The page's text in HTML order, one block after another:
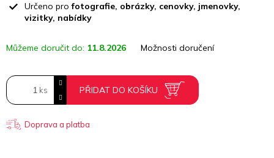
Můžeme doručit do: 11.8.2026 Možnosti doručení
PŘIDAT DO KOŠÍKU
Určeno pro fotografie, obrázky, cenovky, jmenovky,
vizitky, nabídky
Doprava a platba